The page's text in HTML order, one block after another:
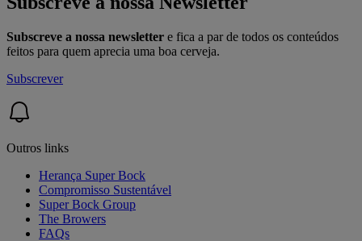
Subscreve a nossa newsletter e fica a par de todos os conteúdos
feitos para quem aprecia uma boa cerveja.
Subscrever
Outros links
Herança Super Bock
Compromisso Sustentável
Super Bock Group
The Browers
FAQs